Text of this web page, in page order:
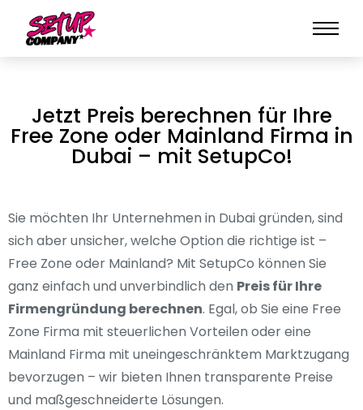
Jetzt Preis berechnen für Ihre
Free Zone oder Mainland Firma in
Dubai – mit SetupCo!
Sie möchten Ihr Unternehmen in Dubai gründen, sind
sich aber unsicher, welche Option die richtige ist –
Free Zone oder Mainland? Mit SetupCo können Sie
ganz einfach und unverbindlich den Preis für Ihre
Firmengründung berechnen. Egal, ob Sie eine Free
Zone Firma mit steuerlichen Vorteilen oder eine
Mainland Firma mit uneingeschränktem Marktzugang
bevorzugen – wir bieten Ihnen transparente Preise
und maßgeschneiderte Lösungen.